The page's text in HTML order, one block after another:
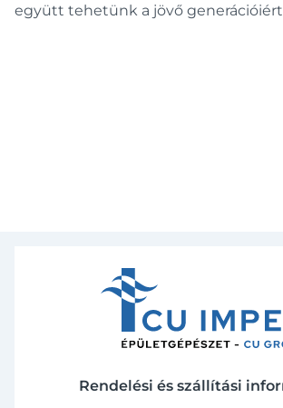
együtt tehetünk a jövő
Rendelési és szállítási